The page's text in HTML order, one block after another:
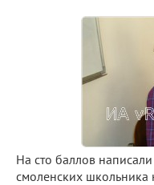
На сто баллов
смоленских школьника